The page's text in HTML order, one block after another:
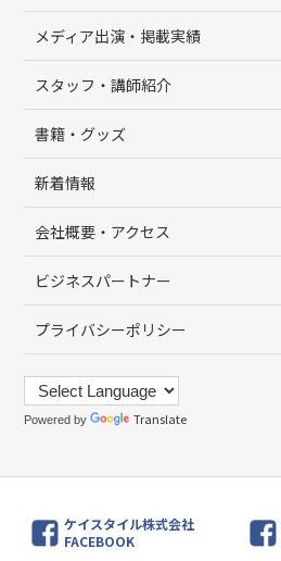
メディア出演・掲載実績
スタッフ・講師紹介
書籍・グッズ
新着情報
会社概要・アクセス
ビジネスパートナー
プライバシーポリシー
Powered by Translate
ケイスタイル株式会社
FACEBOOK